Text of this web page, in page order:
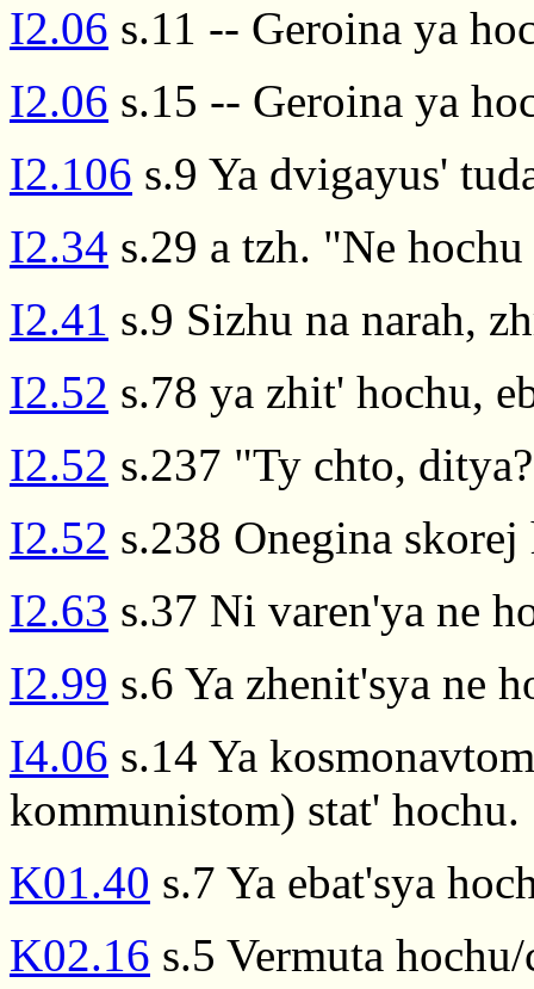
I2.06 s.11 -- Geroina ya
I2.06 s.15 -- Geroina ya
I2.106 s.9 Ya dvigayus'
I2.34 s.29 a tzh. "Ne
I2.41 s.9 Sizhu na narah,
I2.52 s.78 ya zhit' hochu,
I2.52 s.237 "Ty chto,
I2.52 s.238 Onegina
I2.63 s.37 Ni varen'ya ne
I2.99 s.6 Ya zhenit'sya ne
I4.06 s.14 Ya
kommunistom) stat' hochu.
K01.40 s.7 Ya ebat'sya
K02.16 s.5 Vermuta